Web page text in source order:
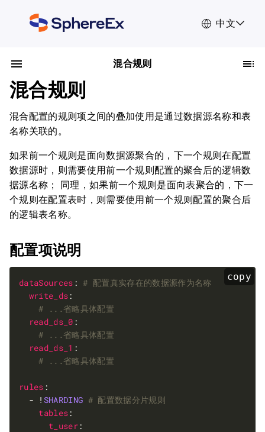
中文
混合规则
混合规则
混合配置的规则项之间的叠加使用是通过数据源名称和表
名称关联的。
如果前一个规则是面向数据源聚合的，下一个规则在配置
数据源时，则需要使用前一个规则配置的聚合后的逻辑数
据源名称； 同理，如果前一个规则是面向表聚合的，下一
个规则在配置表时，则需要使用前一个规则配置的聚合后
的逻辑表名称。
配置项说明
copy
dataSources : # 配置真实存在的数据源作为名称
write_ds
# ...省略具体配置
read_ds_0
# ...省略具体配置
read_ds_1
# ...省略具体配置
rules
  - !
SHARDING # 配置数据分片规则
tables
t_user